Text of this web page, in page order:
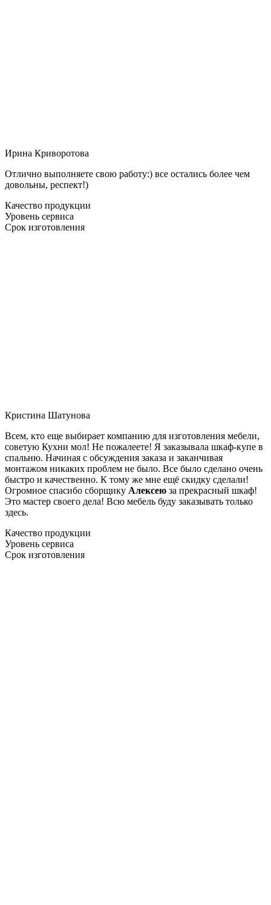
Ирина Криворотова
Отлично выполняете свою работу:) все остались более чем
довольны, респект!)
Качество продукции
Уровень сервиса
Срок изготовления
Кристина Шатунова
Всем, кто еще выбирает компанию для изготовления мебели,
советую Кухни мол! Не пожалеете! Я заказывала шкаф-купе в
спальню. Начиная с обсуждения заказа и заканчивая
монтажом никаких проблем не было. Все было сделано очень
быстро и качественно. К тому же мне ещё скидку сделали!
Огромное спасибо сборщику Алексею за прекрасный шкаф!
Это мастер своего дела! Всю мебель буду заказывать только
здесь.
Качество продукции
Уровень сервиса
Срок изготовления